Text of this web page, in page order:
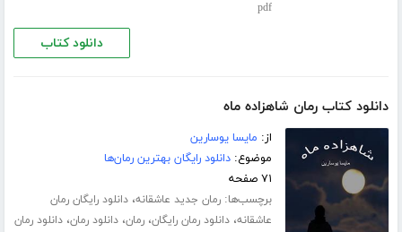
pdf
دانلود کتاب
دانلود کتاب رمان شاهزاده ماه
از: مایسا یوسارین
موضوع:دانلود رایگان بهترین رمان‌ها
۷۱ صفحه
برچسب‌ها:رمان جدید عاشقانه،دانلود رایگان رمان
عاشقانه،دانلود رمان رایگان،رمان،دانلود رمان،دانلود رمان